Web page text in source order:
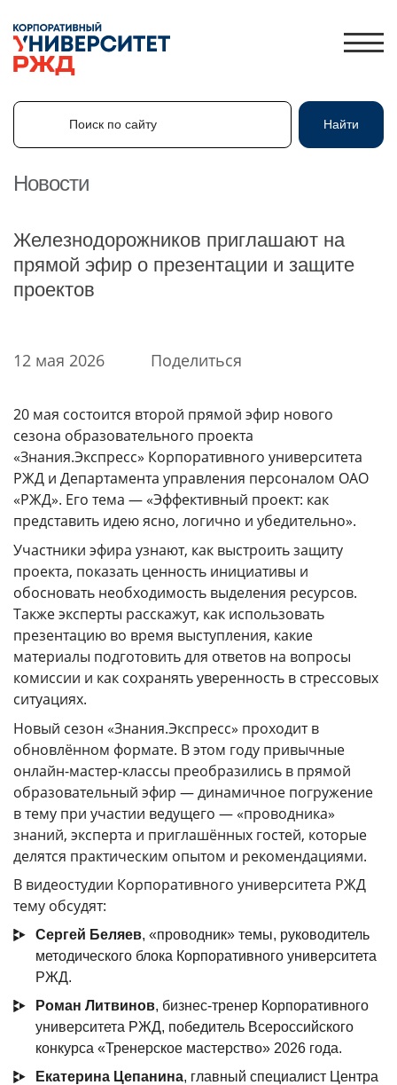
ЗНАНИЯ.ЭКСПРЕСС
HR-ПАРТНЕР
ГОДОВЫЕ ОТЧЕТЫ
История
Команда
Награды
УНИВЕРмаг
Сведения об образовательной организации
Годовые отчеты
Стоимость образовательных услуг
III Форум лидеров корпоративного обучения
России
Каталог программ
Сообщество внутренних тренеров
Контакты
КАМПУСЫ
Щербинка Мясницкая
Владивосток
Поиск по сайту Найти
Новости
Железнодорожников приглашают на
прямой эфир о презентации и защите
проектов
12 мая 2026 Поделиться
20 мая состоится второй прямой эфир нового
сезона образовательного проекта
«Знания.Экспресс» Корпоративного университета
РЖД и Департамента управления персоналом ОАО
«РЖД». Его тема — «Эффективный проект: как
представить идею ясно, логично и убедительно».
Участники эфира узнают, как выстроить защиту
проекта, показать ценность инициативы и
обосновать необходимость выделения ресурсов.
Также эксперты расскажут, как использовать
презентацию во время выступления, какие
материалы подготовить для ответов на вопросы
комиссии и как сохранять уверенность в стрессовых
ситуациях.
Новый сезон «Знания.Экспресс» проходит в
обновлённом формате. В этом году привычные
онлайн-мастер-классы преобразились в прямой
образовательный эфир — динамичное погружение
в тему при участии ведущего — «проводника»
знаний, эксперта и приглашённых гостей, которые
делятся практическим опытом и рекомендациями.
В видеостудии Корпоративного университета РЖД
тему обсудят:
Сергей Беляев, «проводник» темы, руководитель
методического блока Корпоративного университета
РЖД.
Роман Литвинов, бизнес-тренер Корпоративного
университета РЖД, победитель Всероссийского
конкурса «Тренерское мастерство» 2026 года.
Екатерина Цепанина, главный специалист Центра